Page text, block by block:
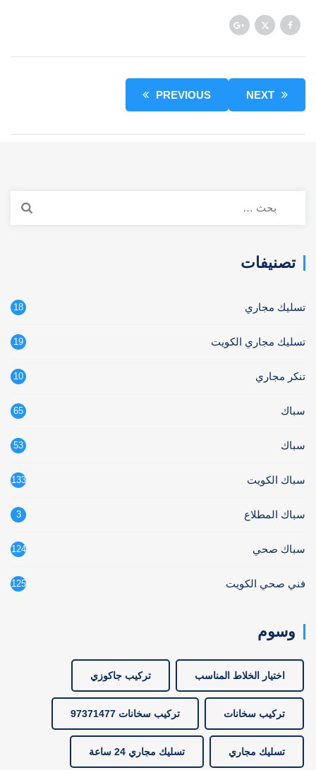
PREVIOUS NEXT
تصنيفات
تسليك مجاري 18
تسليك مجاري الكويت 19
تنكر مجاري 10
سباك 65
سباك 53
سباك الكويت 133
سباك المطلاع 3
سباك صحي 124
فني صحي الكويت 125
وسوم
اختيار الخلاط المناسب تركيب جاكوزي
تركيب سخانات تركيب سخانات 97371477
تسليك مجاري تسليك مجاري 24 ساعة